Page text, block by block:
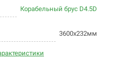
Корабельный брус D4.5D
3600х232мм